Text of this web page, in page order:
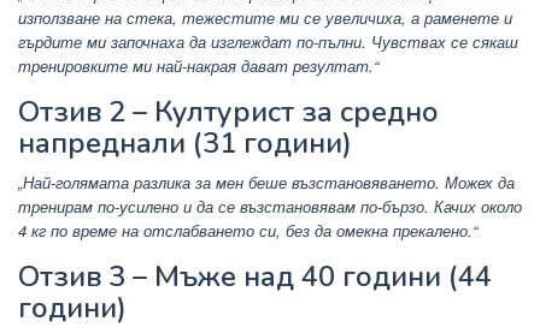
използване на стека, тежестите ми се увеличиха, а раменете и
гърдите ми започнаха да изглеждат по-пълни. Чувствах се сякаш
тренировките ми най-накрая дават резултат.“
Отзив 2 – Културист за средно
напреднали (31 години)
„Най-голямата разлика за мен беше възстановяването. Можех да
тренирам по-усилено и да се възстановявам по-бързо. Качих около
4 кг по време на отслабването си, без да омекна прекалено.“
Отзив 3 – Мъже над 40 години (44
години)